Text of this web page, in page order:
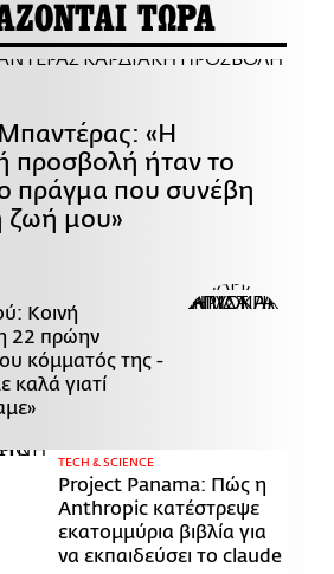
ΤΩΡΑ
«Η
προσβολή ήταν το
πράγμα που συνέβη
ζωή μου»
Κοινή
22 πρώην
κόμματός της -
καλά γιατί
ΤECH & SCIENCE
Project Panama: Πώς η
Anthropic κατέστρεψε
εκατομμύρια βιβλία για
να εκπαιδεύσει το claude